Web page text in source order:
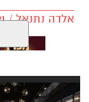
אלדה נתנאל / 10:21 07.08.26